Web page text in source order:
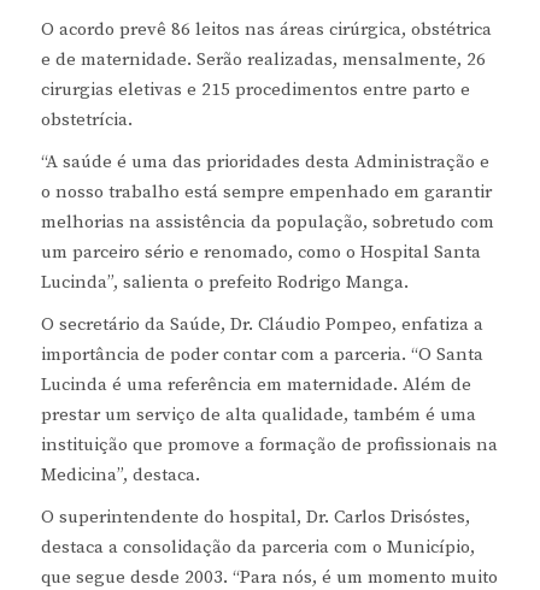
O acordo prevê 86 leitos nas áreas cirúrgica, obstétrica
e de maternidade. Serão realizadas, mensalmente, 26
cirurgias eletivas e 215 procedimentos entre parto e
obstetrícia.
“A saúde é uma das prioridades desta Administração e
o nosso trabalho está sempre empenhado em garantir
melhorias na assistência da população, sobretudo com
um parceiro sério e renomado, como o Hospital Santa
Lucinda”, salienta o prefeito Rodrigo Manga.
O secretário da Saúde, Dr. Cláudio Pompeo, enfatiza a
importância de poder contar com a parceria. “O Santa
Lucinda é uma referência em maternidade. Além de
prestar um serviço de alta qualidade, também é uma
instituição que promove a formação de profissionais na
Medicina”, destaca.
O superintendente do hospital, Dr. Carlos Drisóstes,
destaca a consolidação da parceria com o Município,
que segue desde 2003. “Para nós, é um momento muito